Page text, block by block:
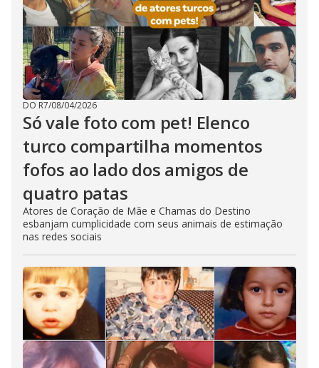
DO R7/08/04/2026
Só vale foto com pet! Elenco
turco compartilha momentos
fofos ao lado dos amigos de
quatro patas
Atores de Coração de Mãe e Chamas do Destino
esbanjam cumplicidade com seus animais de estimação
nas redes sociais